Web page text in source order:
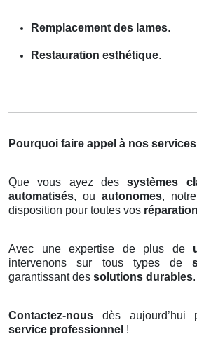
Remplacement des lames.
Restauration esthétique.
Pourquoi faire appel à nos
Que vous ayez dessystèmes
automatisés, ou autonomes, notre
disposition pour toutes vos
Avec une expertise de plus de
intervenons sur tous types de
garantissant des solutions durables.
Contactez-nous dès aujourd’hui
service professionnel !